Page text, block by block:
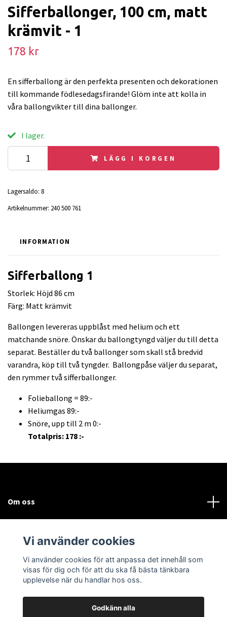
Sifferballonger, 100 cm, matt
krämvit - 1
178 kr
En sifferballong är den perfekta presenten och dekorationen
till kommande födlesedagsfirande! Glöm inte att kolla in
våra ballongvikter till dina ballonger.
I lager.
LÄGG I KORGEN
Lagersaldo: 8
Artikelnummer: 240 500 761
INFORMATION
Sifferballong 1
Storlek: Höjd 86 cm
Färg: Matt krämvit
Ballongen levereras uppblåst med helium och ett
matchande snöre. Önskar du ballongtyngd väljer du till detta
separat. Beställer du två ballonger som skall stå bredvid
varandra, köp till två tyngder. Ballongpåse väljer du separat,
den rymmer två sifferballonger.
Folieballong = 89:-
Heliumgas 89:-
Snöre, upp till 2 m 0:-
Totalpris: 178 :-
Om oss
Sociala medier
Vi använder cookies
Vi använder cookies för att anpassa det innehåll som
visas för dig och för att du ska få bästa tänkbara
upplevelse när du handlar hos oss.
Godkänn alla